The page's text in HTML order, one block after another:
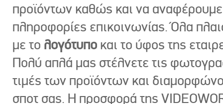
προϊόντων καθώς και να
πληροφορίες επικοινωνίας. Όλα
με το λογότυπο και το ύφος της
Πολύ απλά μας στέλνετε τις
τιμές των προϊόντων και
σποτ σας. Η προσφορά της